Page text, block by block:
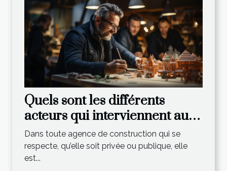
Quels sont les différents
acteurs qui interviennent au
sein d’une agence de
construction ?
Dans toute agence de construction qui se
respecte, qu’elle soit privée ou publique, elle
est...